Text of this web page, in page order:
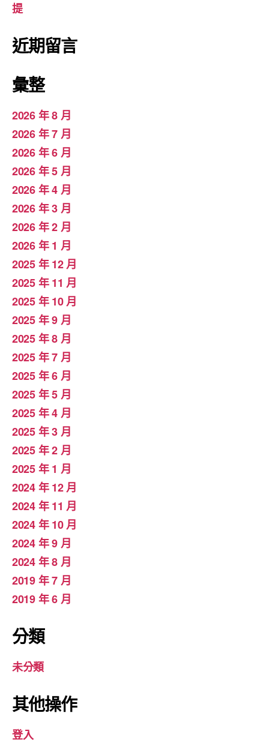
提
近期留言
彙整
2026 年 8 月
2026 年 7 月
2026 年 6 月
2026 年 5 月
2026 年 4 月
2026 年 3 月
2026 年 2 月
2026 年 1 月
2025 年 12 月
2025 年 11 月
2025 年 10 月
2025 年 9 月
2025 年 8 月
2025 年 7 月
2025 年 6 月
2025 年 5 月
2025 年 4 月
2025 年 3 月
2025 年 2 月
2025 年 1 月
2024 年 12 月
2024 年 11 月
2024 年 10 月
2024 年 9 月
2024 年 8 月
2019 年 7 月
2019 年 6 月
分類
未分類
其他操作
登入